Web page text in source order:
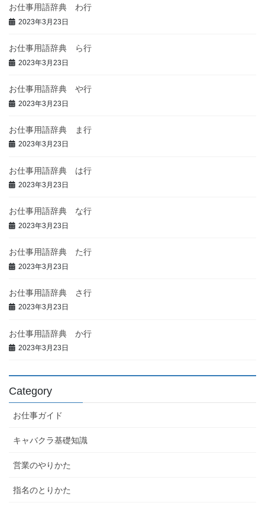
お仕事用語辞典 わ行
2023年3月23日
お仕事用語辞典 ら行
2023年3月23日
お仕事用語辞典 や行
2023年3月23日
お仕事用語辞典 ま行
2023年3月23日
お仕事用語辞典 は行
2023年3月23日
お仕事用語辞典 な行
2023年3月23日
お仕事用語辞典 た行
2023年3月23日
お仕事用語辞典 さ行
2023年3月23日
お仕事用語辞典 か行
2023年3月23日
Category
お仕事ガイド
キャバクラ基礎知識
営業のやりかた
指名のとりかた